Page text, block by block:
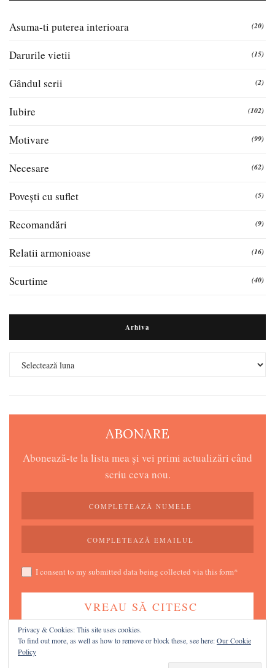
Asuma-ti puterea interioara (20)
Darurile vietii (15)
Gândul serii (2)
Iubire (102)
Motivare (99)
Necesare (62)
Povești cu suflet (5)
Recomandări (9)
Relatii armonioase (16)
Scurtime (40)
Arhiva
ABONARE
Abonează-te la lista mea și vei primi actualizări când
scriu ceva nou.
I consent to my submitted data being collected via this form*
Îți respect și protejez intimitatea, promit!
Privacy & Cookies: This site uses cookies.
To find out more, as well as how to remove or block these, see here:Our Cookie
Policy